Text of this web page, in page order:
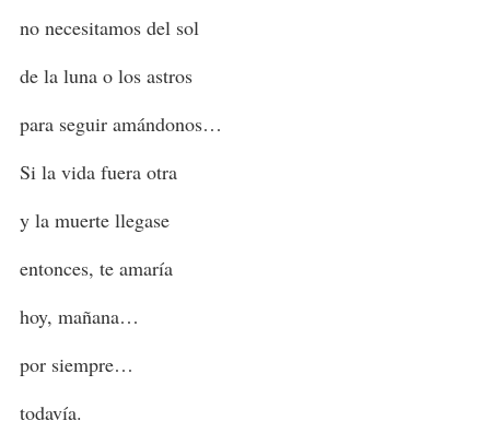
no necesitamos del sol
de la luna o los astros
para seguir amándonos…
Si la vida fuera otra
y la muerte llegase
entonces, te amaría
hoy, mañana…
por siempre…
todavía.